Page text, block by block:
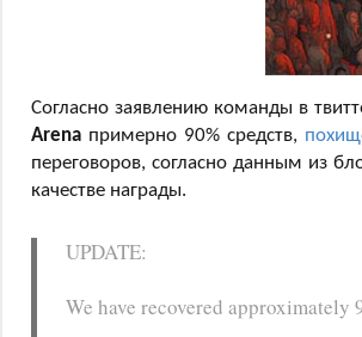
Согласно заявлению команды в
Arena примерно 90% средств,
переговоров, согласно данным из
качестве награды.
UPDATE:
We have recovered approximately